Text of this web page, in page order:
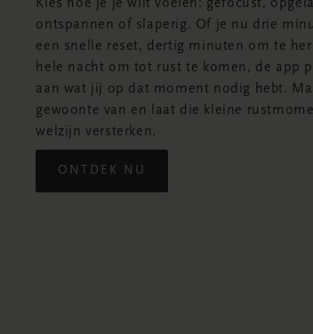
Kies hoe je je wilt voelen: gefocust,
ontspannen of slaperig. Of je nu drie
een snelle reset, dertig minuten om te
hele nacht om tot rust te komen, de app
aan wat jij op dat moment nodig hebt.
gewoonte van en laat die kleine
welzijn versterken.
ONTDEK NU